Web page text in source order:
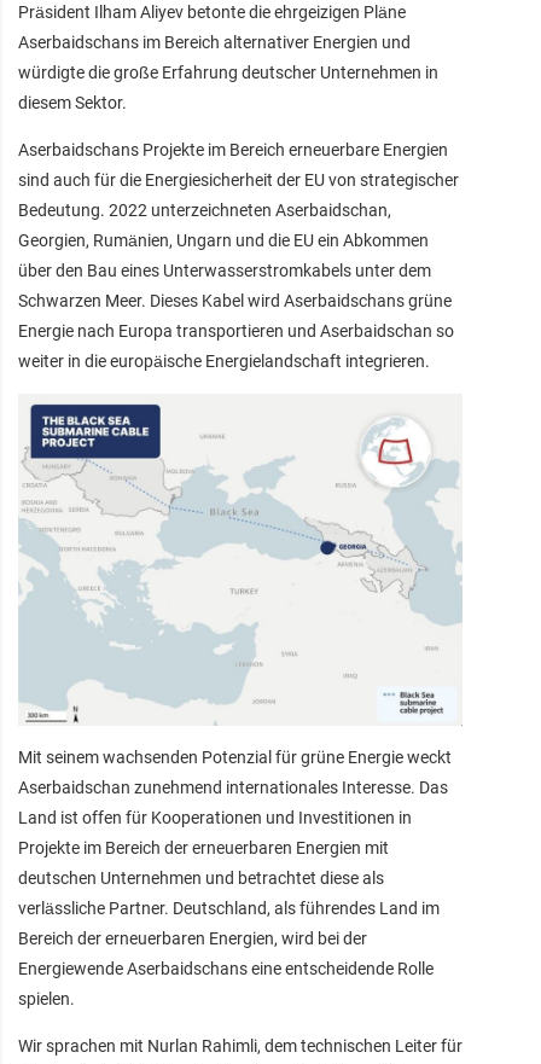
Präsident Ilham Aliyev betonte die ehrgeizigen Pläne
Aserbaidschans im Bereich alternativer Energien und
würdigte die große Erfahrung deutscher Unternehmen in
diesem Sektor.
Aserbaidschans Projekte im Bereich erneuerbare Energien
sind auch für die Energiesicherheit der EU von strategischer
Bedeutung. 2022 unterzeichneten Aserbaidschan,
Georgien, Rumänien, Ungarn und die EU ein Abkommen
über den Bau eines Unterwasserstromkabels unter dem
Schwarzen Meer. Dieses Kabel wird Aserbaidschans grüne
Energie nach Europa transportieren und Aserbaidschan so
weiter in die europäische Energielandschaft integrieren.
Mit seinem wachsenden Potenzial für grüne Energie weckt
Aserbaidschan zunehmend internationales Interesse. Das
Land ist offen für Kooperationen und Investitionen in
Projekte im Bereich der erneuerbaren Energien mit
deutschen Unternehmen und betrachtet diese als
verlässliche Partner. Deutschland, als führendes Land im
Bereich der erneuerbaren Energien, wird bei der
Energiewende Aserbaidschans eine entscheidende Rolle
spielen.
Wir sprachen mit Nurlan Rahimli, dem technischen Leiter für